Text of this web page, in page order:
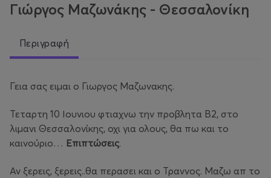
Γιώργος Μαζωνάκης - Θεσσαλονίκη
Περιγραφή
Γεια σας ειμαι ο Γιωργος Μαζωνακης.
Τεταρτη 10 Ιουνιου φτιαχνω την προβλητα Β2, στο
λιμανι Θεσσαλονίκης, οχι για ολους, θα πω και το
καινούριο… Επιπτώσεις.
Αν ξερεις, ξερεις..θα περασει και ο Τραννος. Μαζω απ το